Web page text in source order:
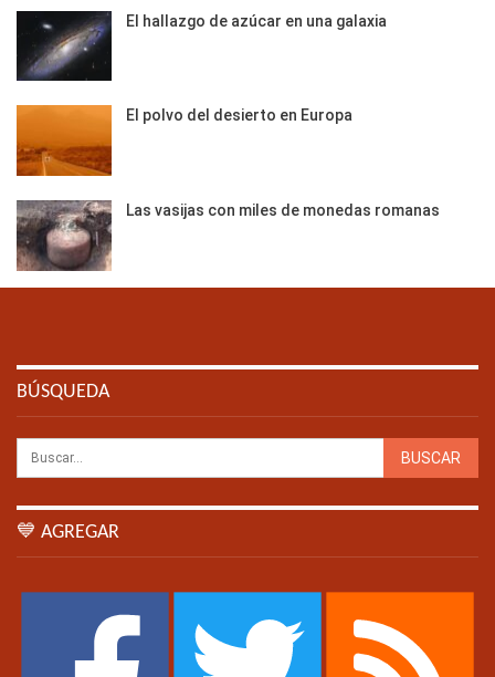
El hallazgo de azúcar en una galaxia
El polvo del desierto en Europa
Las vasijas con miles de monedas romanas
BÚSQUEDA
💙 AGREGAR